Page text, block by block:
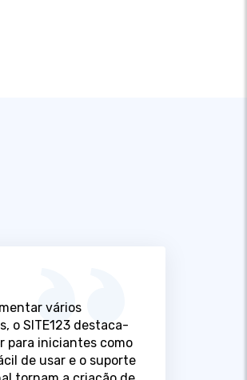
vários
o SITE123 destaca-
para iniciantes como
de usar e o suporte